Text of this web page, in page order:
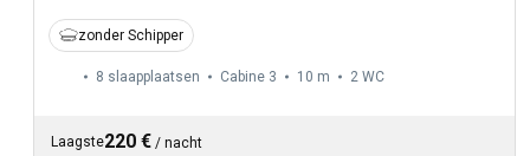
zonder Schipper
8 slaapplaatsen Cabine 3 10 m 2 WC
Laagste220 € / nacht